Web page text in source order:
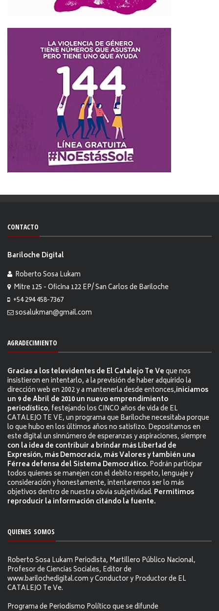
CONTACTO
Bariloche Digital
Roberto Sosa Lukam
Mitre 125 - Oficina 122 EP/ San Carlos de Bariloche
+54 294 458-7367
sosalukman@gmail.com
AGRADECIMIENTO
Gracias a los televidentes de El Catalejo Te Veque nos
insistieron en intentarlo, a la previsión de haber adquirido la
dirección web en 2002 y a mantenerla desde entonces,iniciamos
un 9 de Abril de 2010 un nuevo emprendimiento
periodístico, festejando los CINCO años de vida de EL
CATALEJO TE VE, un programa que Bariloche necesitaba porque
lo que hubo en los últimos años no satisfizo. Depositamos en
este digital un sinnúmero de esperanzas y aspiraciones, siempre
con la idea de contribuir a brindar más Libertad de
Expresión, más Democracia, más Valores y también una
Férrea defensa del Sistema Democrático. Podrán participar
todos quienes se manejen con el debito respeto, lenguaje y
consideración y honestamente, intentaremos ser lo más
objetivos dentro de nuestra obvia subjetividad. Permitimos
reproducir la información citándo la fuente.
QUIENES SOMOS
Roberto Sosa Lukam Periodista, Martillero Público Nacional,
Profesor de Ciencias Sociales, Editor de
www.barilochedigital.com y Conductor y Productor de EL
CATALEJO Te Ve.
Programa de Periodismo Político que se difunde